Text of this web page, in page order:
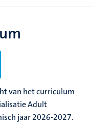
van het curriculum
Adult
jaar 2026-2027.